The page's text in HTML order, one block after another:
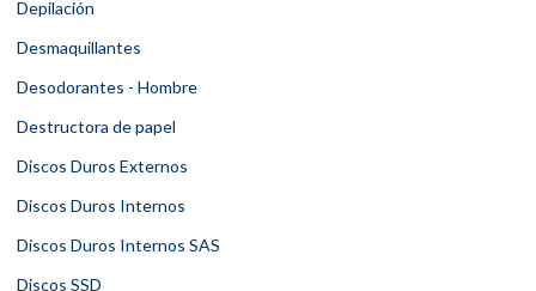
Depilación
Desmaquillantes
Desodorantes - Hombre
Destructora de papel
Discos Duros Externos
Discos Duros Internos
Discos Duros Internos SAS
Discos SSD